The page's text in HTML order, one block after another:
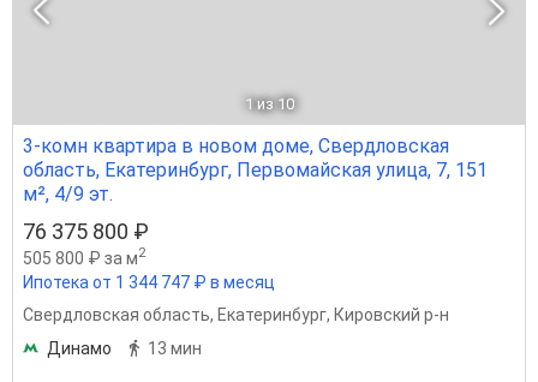
1 из 10
3-комн квартира в новом доме, Свердловская
область, Екатеринбург, Первомайская улица, 7, 151
м², 4/9 эт.
76 375 800 ₽
505 800 ₽ за м2
Ипотека от 1 344 747 ₽ в месяц
Свердловская область, Екатеринбург, Кировский р-н
Динамо
13 мин